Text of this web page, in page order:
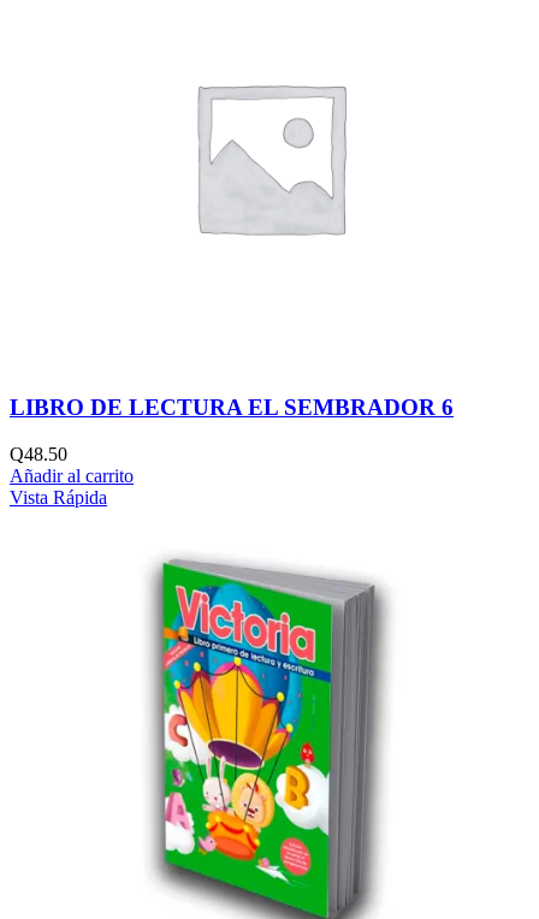
LIBRO DE LECTURA EL SEMBRADOR 6
Q48.50
Añadir al carrito
Vista Rápida